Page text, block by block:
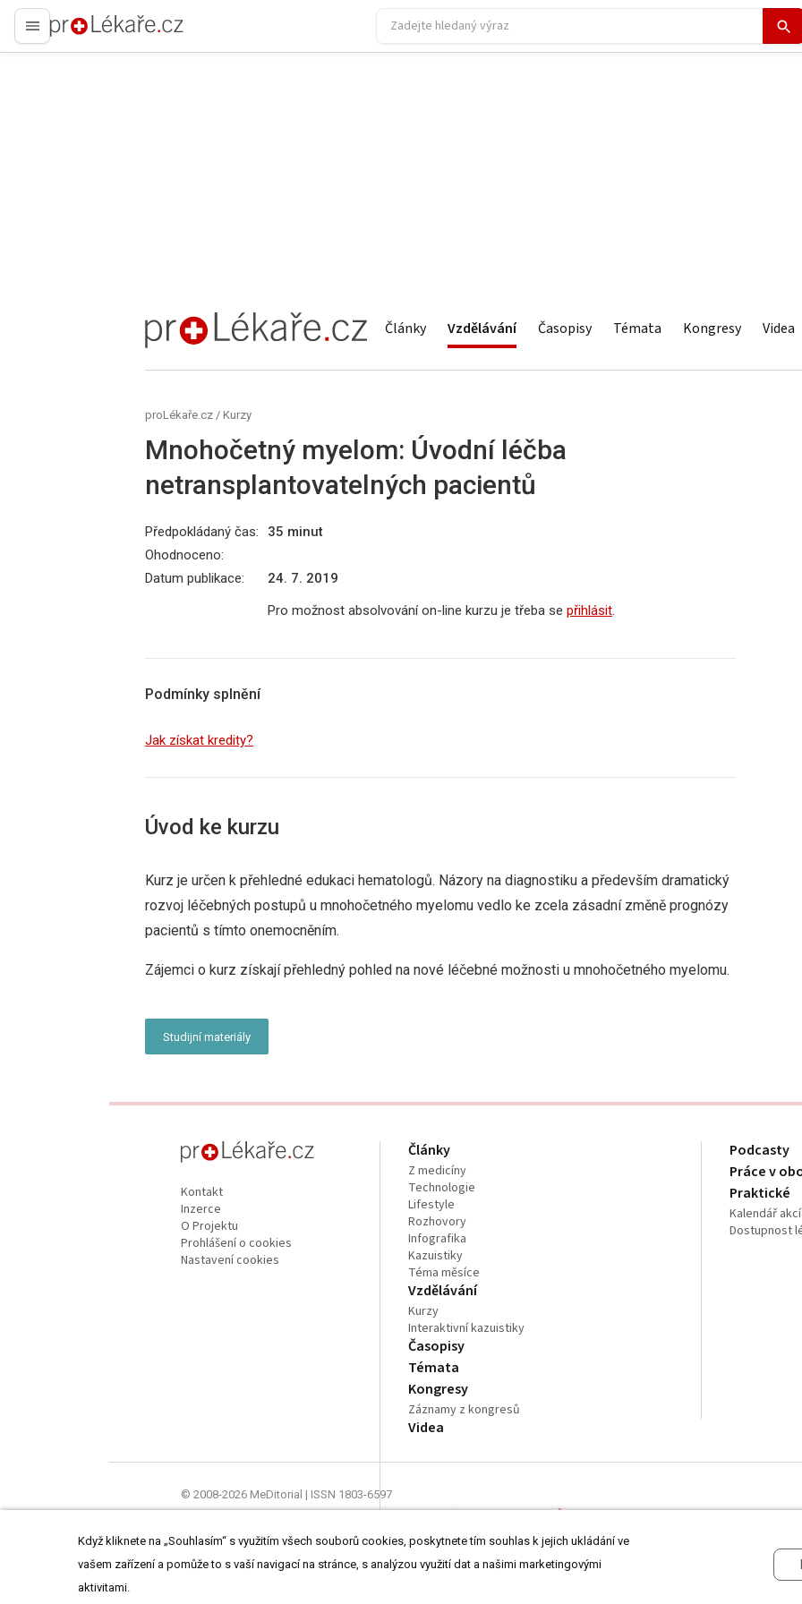
proLékaře.cz
proLékaře.cz Články Vzdělávání Časopisy Témata Kongresy Videa
proLékaře.cz / Kurzy
Mnohočetný myelom: Úvodní léčba
netransplantovatelných pacientů
Předpokládaný čas:
35 minut
Ohodnoceno:
Datum publikace:
24. 7. 2019
Pro možnost absolvování on-line kurzu je třeba se přihlásit.
Podmínky splnění
Jak získat kredity?
Úvod ke kurzu
Kurz je určen k přehledné edukaci hematologů. Názory na diagnostiku a především dramatický
rozvoj léčebných postupů u mnohočetného myelomu vedlo ke zcela zásadní změně prognózy
pacientů s tímto onemocněním.
Zájemci o kurz získají přehledný pohled na nové léčebné možnosti u mnohočetného myelomu.
Studijní materiály
Kontakt
Inzerce
O Projektu
Prohlášení o cookies
Nastavení cookies
Články
Z medicíny
Technologie
Lifestyle
Rozhovory
Infografika
Kazuistiky
Téma měsíce
Vzdělávání
Kurzy
Interaktivní kazuistiky
Časopisy
Témata
Kongresy
Záznamy z kongresů
Videa
Podcasty
Práce v
Praktické
Kalendář akcí
Dostupnost
© 2008-2026 MeDitorial | ISSN 1803-6597
Když kliknete na „Souhlasím“ s využitím všech souborů cookies, poskytnete tím souhlas k jejich ukládání ve
vašem zařízení a pomůže to s vaší navigací na stránce, s analýzou využití dat a našimi marketingovými
aktivitami.